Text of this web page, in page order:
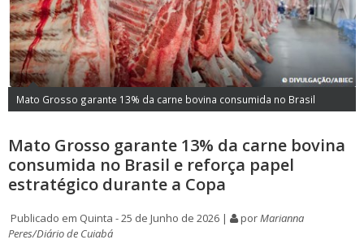
Mato Grosso garante 13% da carne bovina consumida no Brasil
Mato Grosso garante 13% da carne bovina
consumida no Brasil e reforça papel
estratégico durante a Copa
Publicado em Quinta - 25 de Junho de 2026 | porMarianna
Peres/Diário de Cuiabá